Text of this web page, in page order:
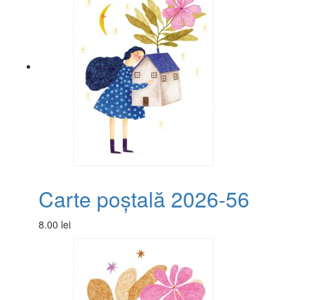
Carte poștală 2026-56
8.00 lei